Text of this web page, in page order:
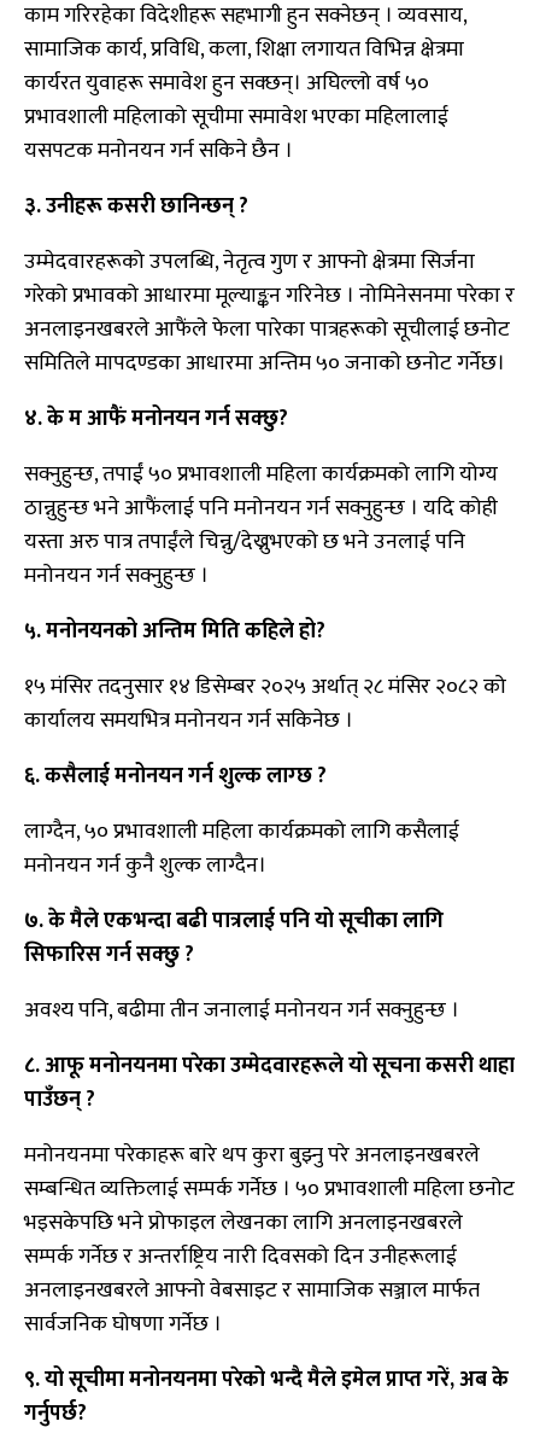
काम गरिरहेका विदेशीहरू सहभागी हुन सक्नेछन् । व्यवसाय,
सामाजिक कार्य, प्रविधि, कला, शिक्षा लगायत विभिन्न क्षेत्रमा
कार्यरत युवाहरू समावेश हुन सक्छन्। अघिल्लो वर्ष ५०
प्रभावशाली महिलाको सूचीमा समावेश भएका महिलालाई
यसपटक मनोनयन गर्न सकिने छैन ।
३. उनीहरू कसरी छानिन्छन् ?
उम्मेदवारहरूको उपलब्धि, नेतृत्व गुण र आफ्नो क्षेत्रमा सिर्जना
गरेको प्रभावको आधारमा मूल्याङ्कन गरिनेछ । नोमिनेसनमा परेका र
अनलाइनखबरले आफैंले फेला पारेका पात्रहरूको सूचीलाई छनोट
समितिले मापदण्डका आधारमा अन्तिम ५० जनाको छनोट गर्नेछ।
४. के म आफैं मनोनयन गर्न सक्छु?
सक्नुहुन्छ, तपाईं ५० प्रभावशाली महिला कार्यक्रमको लागि योग्य
ठान्नुहुन्छ भने आफैंलाई पनि मनोनयन गर्न सक्नुहुन्छ । यदि कोही
यस्ता अरु पात्र तपाईंले चिन्नु/देख्नुभएको छ भने उनलाई पनि
मनोनयन गर्न सक्नुहुन्छ ।
५. मनोनयनको अन्तिम मिति कहिले हो?
१५ मंसिर तदनुसार १४ डिसेम्बर २०२५ अर्थात् २८ मंसिर २०८२ को
कार्यालय समयभित्र मनोनयन गर्न सकिनेछ ।
६. कसैलाई मनोनयन गर्न शुल्क लाग्छ ?
लाग्दैन, ५० प्रभावशाली महिला कार्यक्रमको लागि कसैलाई
मनोनयन गर्न कुनै शुल्क लाग्दैन।
७. के मैले एकभन्दा बढी पात्रलाई पनि यो सूचीका लागि
सिफारिस गर्न सक्छु ?
अवश्य पनि, बढीमा तीन जनालाई मनोनयन गर्न सक्नुहुन्छ ।
८. आफू मनोनयनमा परेका उम्मेदवारहरूले यो सूचना कसरी थाहा
पाउँछन् ?
मनोनयनमा परेकाहरू बारे थप कुरा बुझ्नु परे अनलाइनखबरले
सम्बन्धित व्यक्तिलाई सम्पर्क गर्नेछ । ५० प्रभावशाली महिला छनोट
भइसकेपछि भने प्रोफाइल लेखनका लागि अनलाइनखबरले
सम्पर्क गर्नेछ र अन्तर्राष्ट्रिय नारी दिवसको दिन उनीहरूलाई
अनलाइनखबरले आफ्नो वेबसाइट र सामाजिक सञ्जाल मार्फत
सार्वजनिक घोषणा गर्नेछ ।
९. यो सूचीमा मनोनयनमा परेको भन्दै मैले इमेल प्राप्त गरें, अब के
गर्नुपर्छ?